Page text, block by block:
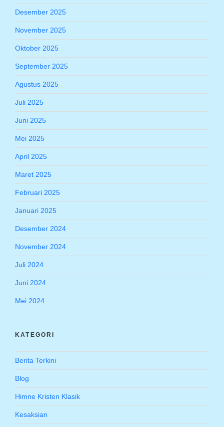
Desember 2025
November 2025
Oktober 2025
September 2025
Agustus 2025
Juli 2025
Juni 2025
Mei 2025
April 2025
Maret 2025
Februari 2025
Januari 2025
Desember 2024
November 2024
Juli 2024
Juni 2024
Mei 2024
KATEGORI
Berita Terkini
Blog
Himne Kristen Klasik
Kesaksian